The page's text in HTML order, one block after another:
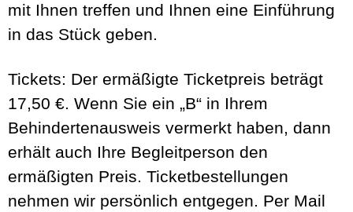
mit Ihnen treffen und Ihnen eine Einführung
in das Stück geben.
Tickets: Der ermäßigte Ticketpreis beträgt
17,50 €. Wenn Sie ein „B“ in Ihrem
Behindertenausweis vermerkt haben, dann
erhält auch Ihre Begleitperson den
ermäßigten Preis. Ticketbestellungen
nehmen wir persönlich entgegen. Per Mail